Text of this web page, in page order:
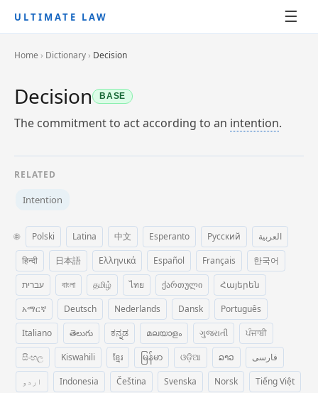
ULTIMATE LAW ☰
Home › Dictionary › Decision
Decision BASE
The commitment to act according to an intention.
RELATED
Intention
🌐 Polski Latina 中文 Esperanto Русский
العربية
हिन्दी
日本語 Ελληνικά Español Français
한국어
עברית
বাংলা தமிழ் ไทย ქართული
Հայերեն
አማርኛ
Deutsch Nederlands Dansk
Português
Italiano
తెలుగు ಕನ್ನಡ മലയാളം ગુજરાતી
ਪੰਜਾਬੀ
සිංහල
Kiswahili ខ្មែរ မြန်မာ ଓଡ଼ିଆ ລາວ
فارسی
اردو
Indonesia Čeština Svenska Norsk
Tiếng Việt